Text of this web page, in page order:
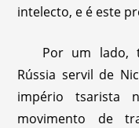
intelecto, e é este
Por um lado,
Rússia servil de
império tsarista
movimento de